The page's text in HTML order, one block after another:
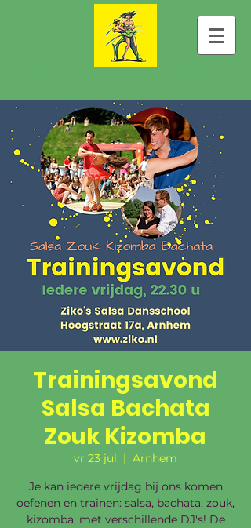
Trainingsavond
Salsa Bachata
Zouk Kizomba
vr 23 jul
  |
Arnhem
Je kan iedere vrijdag bij ons komen
oefenen en trainen: salsa, bachata, zouk,
kizomba, met verschillende DJ's! De